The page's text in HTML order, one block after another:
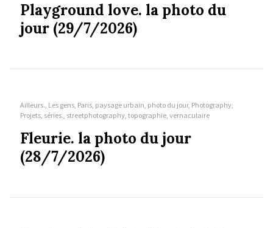
Playground love. la photo du
jour (29/7/2026)
Ailleurs., Les gens, Paris, paysage urbain, photo du jour, Photography,
Projets, séries., streetphotography, topographie, vernaculaire
Fleurie. la photo du jour
(28/7/2026)